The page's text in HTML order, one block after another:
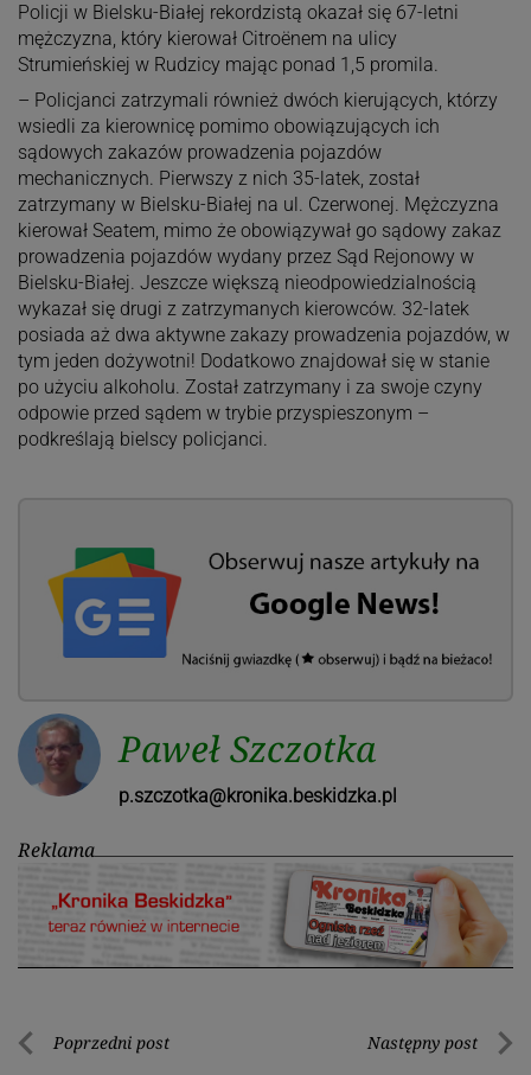
Policji w Bielsku-Białej rekordzistą okazał się 67-letni
mężczyzna, który kierował Citroënem na ulicy
Strumieńskiej w Rudzicy mając ponad 1,5 promila.
– Policjanci zatrzymali również dwóch kierujących, którzy
wsiedli za kierownicę pomimo obowiązujących ich
sądowych zakazów prowadzenia pojazdów
mechanicznych. Pierwszy z nich 35-latek, został
zatrzymany w Bielsku-Białej na ul. Czerwonej. Mężczyzna
kierował Seatem, mimo że obowiązywał go sądowy zakaz
prowadzenia pojazdów wydany przez Sąd Rejonowy w
Bielsku-Białej. Jeszcze większą nieodpowiedzialnością
wykazał się drugi z zatrzymanych kierowców. 32-latek
posiada aż dwa aktywne zakazy prowadzenia pojazdów, w
tym jeden dożywotni! Dodatkowo znajdował się w stanie
po użyciu alkoholu. Został zatrzymany i za swoje czyny
odpowie przed sądem w trybie przyspieszonym –
podkreślają bielscy policjanci.
Paweł Szczotka
p.szczotka@kronika.beskidzka.pl
Reklama
Nawigacja
Poprzedni post Następny post